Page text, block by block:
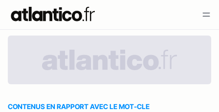
CONTENUS EN RAPPORT AVEC LE MOT-CLE